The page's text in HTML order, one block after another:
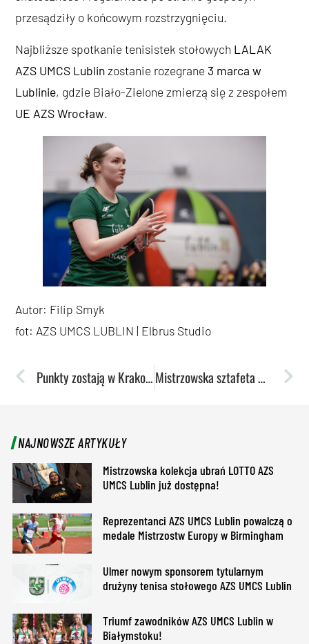
przesądziły o końcowym rozstrzygnięciu.
Najbliższe spotkanie tenisistek stołowych LALAK
AZS UMCS Lublinzostanie rozegrane 3 marca w
Lublinie, gdzie Biało-Zielone zmierzą się z zespołem
UE AZS Wrocław.
Autor: Filip Smyk
fot: AZS UMCS LUBLIN | Elbrus Studio
Punkty zostają w Krakowie. LALAK AZS UMCS Lublin przegrywa z Bronowianką. Mistrzowska sztafeta w Lublinie!
NAJNOWSZE ARTYKUŁY
Mistrzowska kolekcja ubrań LOTTO AZS
UMCS Lublin już dostępna!
Reprezentanci AZS UMCS Lublin powalczą o
medale Mistrzostw Europy w Birmingham
Ulmer nowym sponsorem tytularnym
drużyny tenisa stołowego AZS UMCS Lublin
Triumf zawodników AZS UMCS Lublin w
Białymstoku!